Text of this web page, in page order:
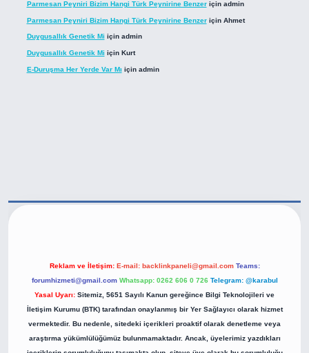
Parmesan Peyniri Bizim Hangi Türk Peynirine Benzeriçin admin
Parmesan Peyniri Bizim Hangi Türk Peynirine Benzeriçin Ahmet
Duygusallık Genetik Mi için admin
Duygusallık Genetik Mi için Kurt
E-Duruşma Her Yerde Var Mı için admin
Reklam ve İletişim: E-mail: backlinkpaneli@gmail.com Teams:
forumhizmeti@gmail.com Whatsapp: 0262 606 0 726 Telegram: @karabul
Yasal Uyarı: Sitemiz, 5651 Sayılı Kanun gereğince Bilgi Teknolojileri ve
İletişim Kurumu (BTK) tarafından onaylanmış bir Yer Sağlayıcı olarak hizmet
vermektedir. Bu nedenle, sitedeki içerikleri proaktif olarak denetleme veya
araştırma yükümlülüğümüz bulunmamaktadır. Ancak, üyelerimiz yazdıkları